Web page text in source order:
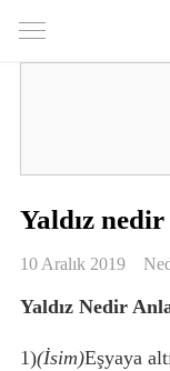
Yaldız
10 Aralık 2019
Yaldız Nedir
1)(İsim)Eşyaya